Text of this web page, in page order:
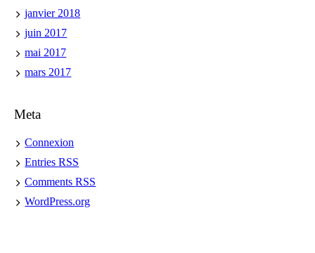
janvier 2018
juin 2017
mai 2017
mars 2017
Meta
Connexion
EntriesRSS
CommentsRSS
WordPress.org